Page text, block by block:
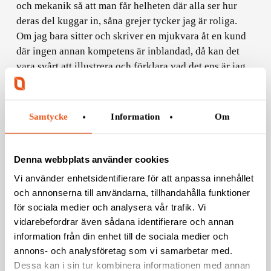
Samtycke Information Om
Denna webbplats använder cookies
Vi använder enhetsidentifierare för att anpassa innehållet
och annonserna till användarna, tillhandahålla funktioner
för sociala medier och analysera vår trafik. Vi
vidarebefordrar även sådana identifierare och annan
information från din enhet till de sociala medier och
annons- och analysföretag som vi samarbetar med.
Dessa kan i sin tur kombinera informationen med annan
och mekanik så att man får helheten där alla ser hur
deras del kuggar in, såna grejer tycker jag är roliga.
Om jag bara sitter och skriver en mjukvara åt en kund
där ingen annan kompetens är inblandad, då kan det
vara svårt att illustrera och förklara vad det ens är jag
har gjort för något.
Till sist: har du något drömprojekt?
– Någonting som hjälper världen. Något mot klimathot